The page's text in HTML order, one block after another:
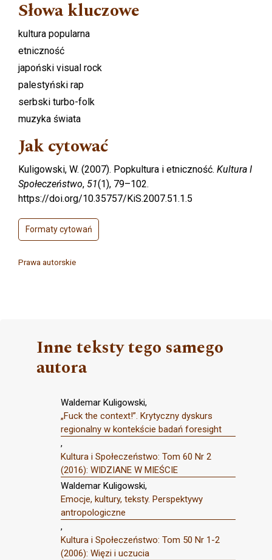
Słowa kluczowe
kultura popularna
etniczność
japoński visual rock
palestyński rap
serbski turbo-folk
muzyka świata
Jak cytować
Kuligowski, W. (2007). Popkultura i etniczność. Kultura I
Społeczeństwo, 51(1), 79–102.
https://doi.org/10.35757/KiS.2007.51.1.5
Formaty cytowań
Prawa autorskie
Inne teksty tego samego
autora
Waldemar Kuligowski,
„Fuck the context!”. Krytyczny dyskurs
regionalny w kontekście badań foresight
,
Kultura i Społeczeństwo: Tom 60 Nr 2
(2016): WIDZIANE W MIEŚCIE
Waldemar Kuligowski,
Emocje, kultury, teksty. Perspektywy
antropologiczne
,
Kultura i Społeczeństwo: Tom 50 Nr 1-2
(2006): Więzi i uczucia